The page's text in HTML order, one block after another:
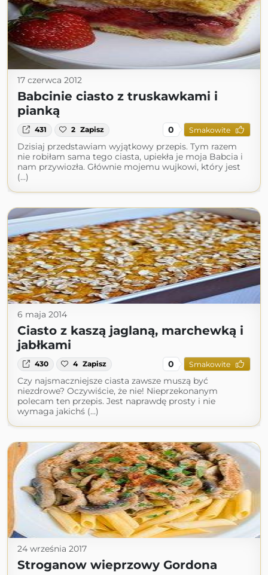
17 czerwca 2012
Babcinie ciasto z truskawkami i
pianką
431 2 Zapisz 0 Smakowite
Dzisiaj przedstawiam wyjątkowy przepis. Tym razem
nie robiłam sama tego ciasta, upiekła je moja Babcia i
nam przywiozła. Głównie mojemu wujkowi, który jest
(...)
6 maja 2014
Ciasto z kaszą jaglaną, marchewką i
jabłkami
430 4 Zapisz 0 Smakowite
Czy najsmaczniejsze ciasta zawsze muszą być
niezdrowe? Oczywiście, że nie! Nieprzekonanym
polecam ten przepis. Jest naprawdę prosty i nie
wymaga jakichś (...)
24 września 2017
Stroganow wieprzowy Gordona